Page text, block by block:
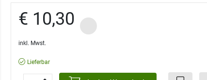
€ 10,30
inkl. Mwst.
Lieferbar